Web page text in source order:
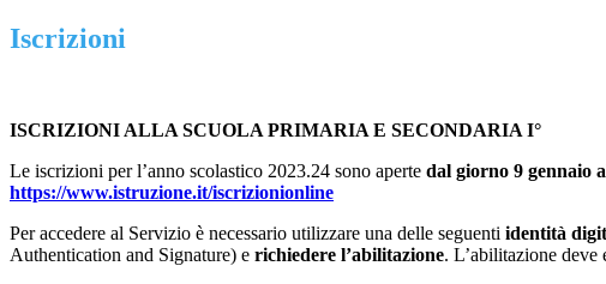
Iscrizioni
ISCRIZIONI ALLA SCUOLA PRIMARIA E SECONDARIA I°
Le iscrizioni per l’anno scolastico 2023.24 sono aperte dal giorno 9 gennaio
https://www.istruzione.it/iscrizionionline
Per accedere al Servizio è necessario utilizzare una delle seguenti identità
Authentication and Signature) e richiedere l’abilitazione. L’abilitazione deve